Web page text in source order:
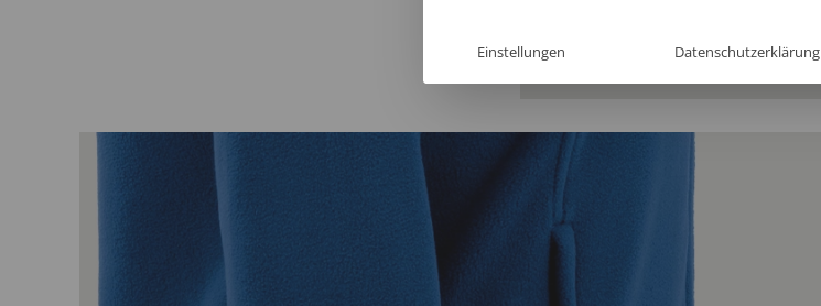
Einstellungen Datenschutzerklärung